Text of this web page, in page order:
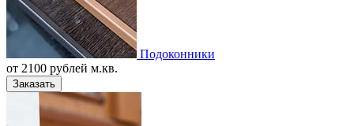
Подоконники
от 2100 рублей м.кв.
Заказать